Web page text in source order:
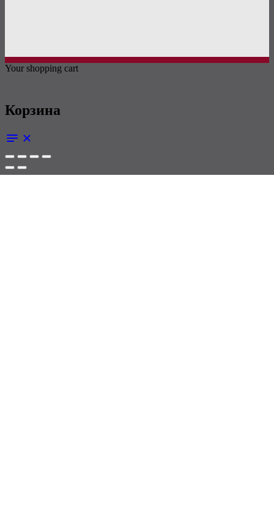
Your shopping cart
Корзина